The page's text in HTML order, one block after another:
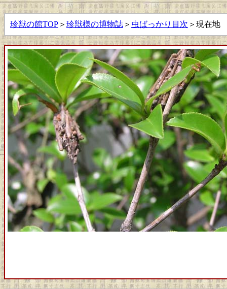
珍獣の館TOP ＞ 珍獣様の博物誌 ＞ 虫ばっかり目次 ＞現在地